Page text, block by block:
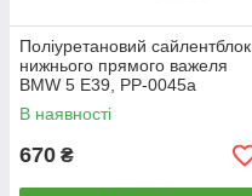
Поліуретановий сайлентблок
нижнього прямого важеля
BMW 5 E39, PP-0045a
В наявності
670 ₴